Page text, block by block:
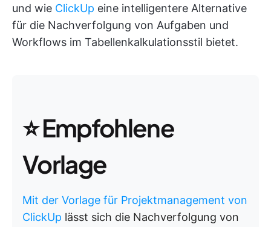
und wie ClickUp eine intelligentere Alternative
für die Nachverfolgung von Aufgaben und
Workflows im Tabellenkalkulationsstil bietet.
⭐️ Empfohlene
Vorlage
Mit der Vorlage für Projektmanagement von
ClickUp lässt sich die Nachverfolgung von